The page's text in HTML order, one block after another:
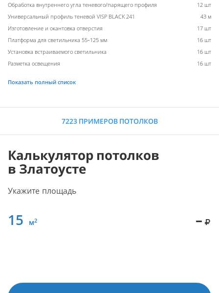
Обработка внутреннего угла теневого/парящего профиля
12 шт
Универсальный профиль теневой VISP BLACK 241
43 м
Изготовление и окантовка отверстия
17 шт
Платформа для светильника 55-125 мм
16 шт
Установка встраиваемого светильника
16 шт
Разметка освещения
16 шт
Показать полный список
7223 ПРИМЕРОВ ПОТОЛКОВ
Калькулятор потолков
в Златоусте
Укажите площадь
15 м2 –